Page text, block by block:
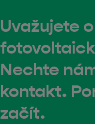
Uvažujete
Nechte
kontakt.
začít.